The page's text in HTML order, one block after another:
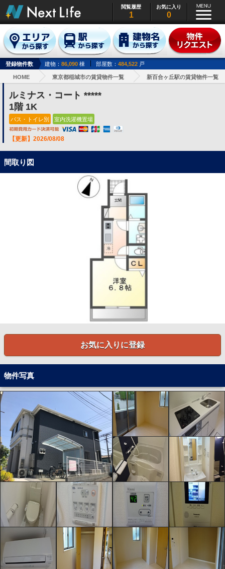
閲覧履歴
1
お気に入り
0
登録物件数 建物： 86,090 棟 部屋数： 484,522 戸
HOME 東京都稲城市の賃貸物件一覧 新百合ヶ丘駅の賃貸物件一覧
ルミナス・コート *****
1階 1K
バス・トイレ別 室内洗濯機置場
【更新】2026/08/08
間取り図
お気に入りに登録
物件写真